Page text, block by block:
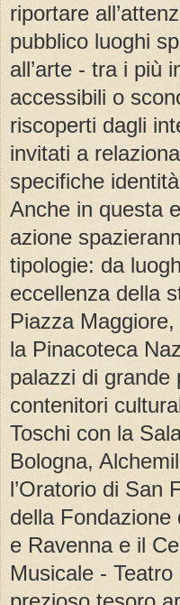
riportare
pubblico luoghi
all’arte - tra i più
accessibili o
riscoperti dagli
invitati a
specifiche
Anche in questa
azione
tipologie: da
eccellenza della
Piazza
la Pinacoteca
palazzi di grande
contenitori
Toschi con la
Bologna,
l’Oratorio di San
della
e Ravenna e il
Musicale -